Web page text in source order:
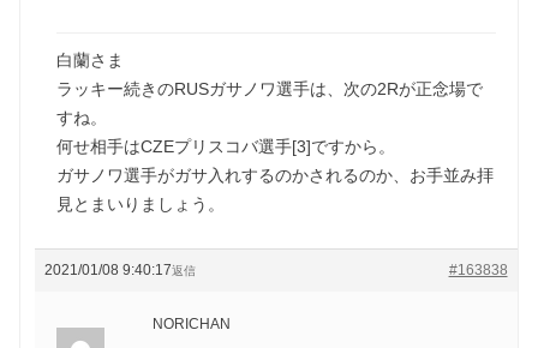
白蘭さま
ラッキー続きのRUSガサノワ選手は、次の2Rが正念場で
すね。
何せ相手はCZEプリスコバ選手[3]ですから。
ガサノワ選手がガサ入れするのかされるのか、お手並み拝
見とまいりましょう。
2021/01/08 9:40:17 #163838
返信
NORICHAN